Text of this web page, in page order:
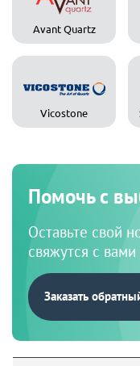
Avant Quartz
Vicostone
Помочь с
Оставьте свой
свяжутся с
Заказать